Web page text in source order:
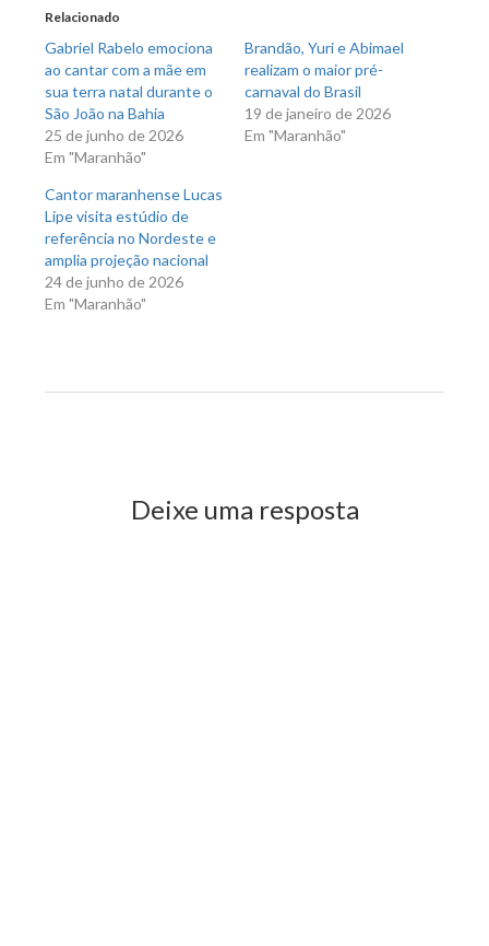
nova
janela)
Relacionado
Gabriel Rabelo emociona
ao cantar com a mãe em
sua terra natal durante o
São João na Bahia
25 de junho de 2026
Em "Maranhão"
Brandão, Yuri e Abimael
realizam o maior pré-
carnaval do Brasil
19 de janeiro de 2026
Em "Maranhão"
Cantor maranhense Lucas
Lipe visita estúdio de
referência no Nordeste e
amplia projeção nacional
24 de junho de 2026
Em "Maranhão"
Deixe uma resposta